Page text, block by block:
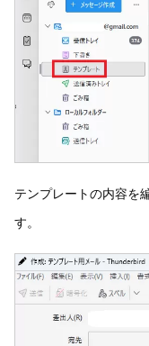
テンプレートの内容を
す。